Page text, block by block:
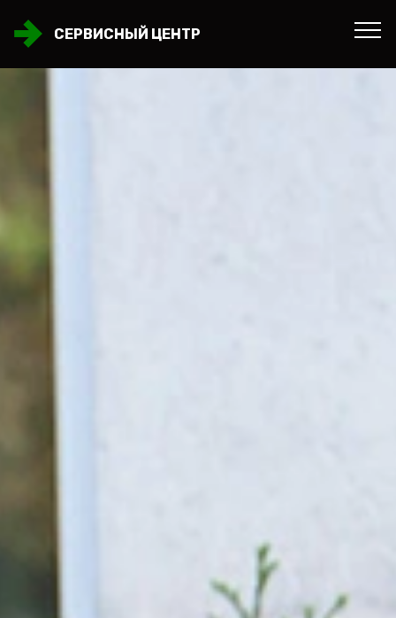
СЕРВИСНЫЙ ЦЕНТР